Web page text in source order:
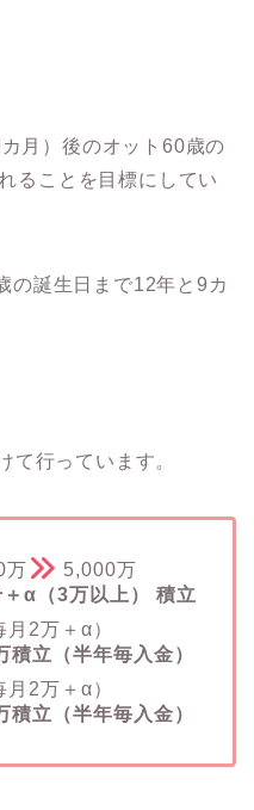
月）後のオット60歳の
ることを目標にしてい
の誕生日まで12年と9カ
て行っています。
万
5,000万
α（3万以上） 積立
2万＋α）
積立（半年毎入金）
2万＋α）
積立（半年毎入金）